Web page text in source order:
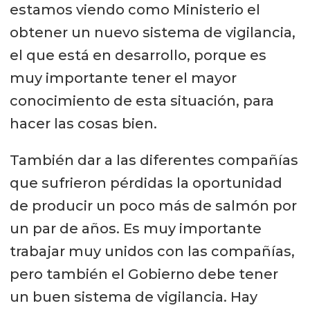
estamos viendo como Ministerio el
obtener un nuevo sistema de vigilancia,
el que está en desarrollo, porque es
muy importante tener el mayor
conocimiento de esta situación, para
hacer las cosas bien.
También dar a las diferentes compañías
que sufrieron pérdidas la oportunidad
de producir un poco más de salmón por
un par de años. Es muy importante
trabajar muy unidos con las compañías,
pero también el Gobierno debe tener
un buen sistema de vigilancia. Hay